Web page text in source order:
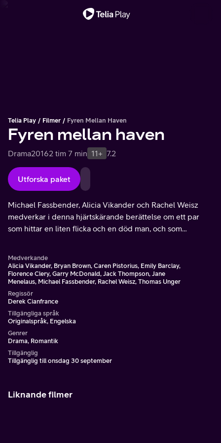
Telia Play Filmer Fyren Mellan Haven
Fyren mellan haven
Drama20162 tim 7 min 11+ 7.2
Utforska paket
Michael Fassbender, Alicia Vikander och Rachel Weisz
medverkar i denna hjärtskärande berättelse om ett par
som hittar en liten flicka och en död man, och som
Medverkande
Alicia Vikander, Bryan Brown, Caren Pistorius, Emily Barclay,
Florence Clery, Garry McDonald, Jack Thompson, Jane
Menelaus, Michael Fassbender, Rachel Weisz, Thomas Unger
Regissör
Derek Cianfrance
Tillgängliga språk
Originalspråk, Engelska
Genrer
Drama, Romantik
Tillgänglig
Tillgänglig till onsdag 30 september
Liknande filmer